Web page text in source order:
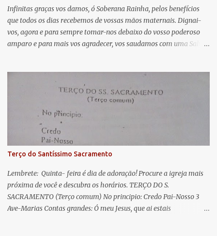
á
r
i
o
Infinitas graças vos damos, ó Soberana Rainha, pelos benefícios
que todos os dias recebemos de vossas mãos maternais. Dignai-
vos, agora e para sempre tomar-nos debaixo do vosso poderoso
amparo e para mais vos agradecer, vos saudamos com uma Salve
lágrimas. Eia, pois, Advogada nossa, estes vossos olhos
misericordiosos a nós volvei, e depois deste desterro, mostrai-nos
Jesus. Bendito é o fruto do vosso ventre, ó clemente, ó piedosa, ó
doce e sempre Virgem Maria. Rogai por nós Santa Mãe de Deus.
Para que sejamos dignos das promessas de Cristo. Amém.
Terço do Santíssimo Sacramento
Lembrete: Quinta- feira é dia de adoração! Procure a igreja mais
próxima de você e descubra os horários. TERÇO DO S.
SACRAMENTO (Terço comum) No principio: Credo Pai-Nosso 3
Ave-Marias Contas grandes: Ó meu Jesus, que ai estais